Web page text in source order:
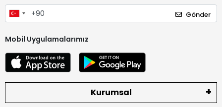
Gönder
Mobil Uygulamalarımız
Kurumsal